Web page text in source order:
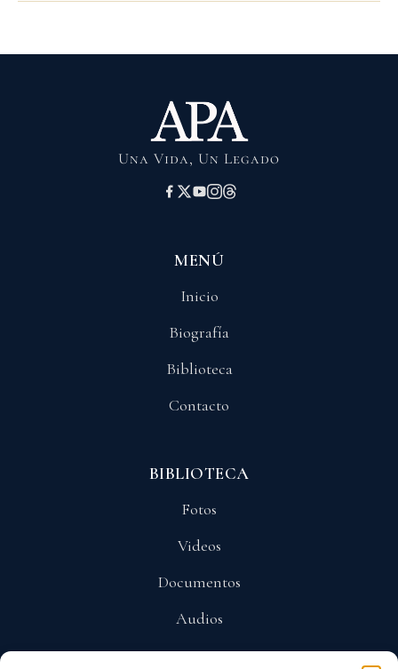
Una Vida, Un Legado
MENÚ
Inicio
Biografía
Biblioteca
Contacto
BIBLIOTECA
Fotos
Videos
Documentos
Audios